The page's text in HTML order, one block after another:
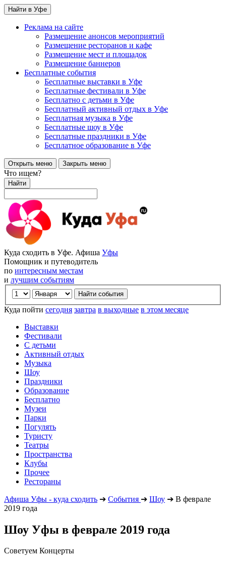
Найти в Уфе
Реклама на сайте
Размещение анонсов мероприятий
Размещение ресторанов и кафе
Размещение мест и площадок
Размещение баннеров
Бесплатные события
Бесплатные выставки в Уфе
Бесплатные фестивали в Уфе
Бесплатно с детьми в Уфе
Бесплатный активный отдых в Уфе
Бесплатная музыка в Уфе
Бесплатные шоу в Уфе
Бесплатные праздники в Уфе
Бесплатное образование в Уфе
Открыть меню Закрыть меню
Что ищем?
Найти
Куда сходить в Уфе. Афиша Уфы
Помощник и путеводитель
по интересным местам
и лучшим событиям
Куда пойти сегодня завтра в выходные в этом месяце
Выставки
Фестивали
С детьми
Активный отдых
Музыка
Шоу
Праздники
Образование
Бесплатно
Музеи
Парки
Погулять
Туристу
Театры
Пространства
Клубы
Прочее
Рестораны
Афиша Уфы - куда сходить ➔ События ➔ Шоу ➔ В феврале
2019 года
Шоу Уфы в феврале 2019 года
Советуем Концерты